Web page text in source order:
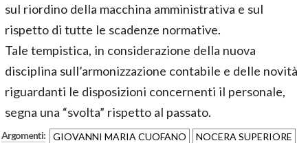
sul riordino della macchina amministrativa e sul
rispetto di tutte le scadenze normative.
Tale tempistica, in considerazione della nuova
disciplina sull’armonizzazione contabile e delle novità
riguardanti le disposizioni concernenti il personale,
segna una “svolta” rispetto al passato.
Argomenti: GIOVANNI MARIA CUOFANO NOCERA SUPERIORE